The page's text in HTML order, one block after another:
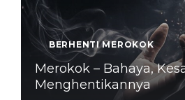
BERHENTI MEROKOK
Merokok – Bahaya,
Menghentikannya